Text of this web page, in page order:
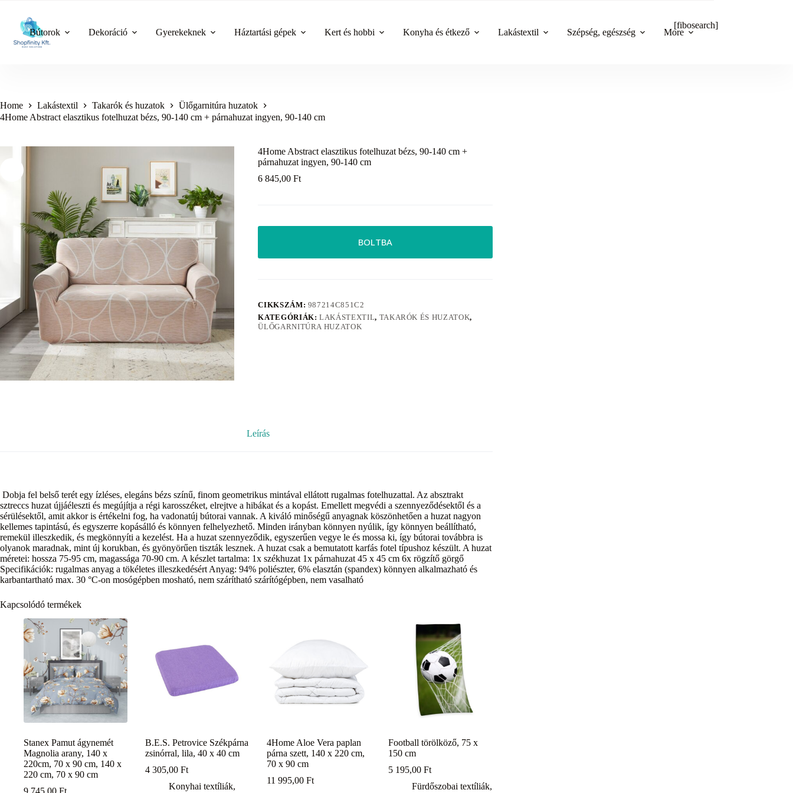
content
Bútorok Dekoráció Gyerekeknek Háztartási gépek Kert és hobbi Konyha és étkező Lakástextil Szépség, egészség More
[fibosearch]
Home Lakástextil Takarók és huzatok
Ülőgarnitúra huzatok
4Home Abstract elasztikus fotelhuzat bézs, 90-140 cm + párnahuzat ingyen, 90-140 cm
4Home Abstract elasztikus fotelhuzat bézs, 90-140 cm +
párnahuzat ingyen, 90-140 cm
6 845,00Ft
BOLTBA
CIKKSZÁM: 987214C851C2
KATEGÓRIÁK:LAKÁSTEXTIL, TAKARÓK ÉS HUZATOK,
ÜLŐGARNITÚRA HUZATOK
Leírás
Dobja fel belső terét egy ízléses, elegáns bézs színű, finom geometrikus mintával ellátott rugalmas fotelhuzattal. Az absztrakt
sztreccs huzat újjáéleszti és megújítja a régi karosszéket, elrejtve a hibákat és a kopást. Emellett megvédi a szennyeződésektől és a
sérülésektől, amit akkor is értékelni fog, ha vadonatúj bútorai vannak. A kiváló minőségű anyagnak köszönhetően a huzat nagyon
kellemes tapintású, és egyszerre kopásálló és könnyen felhelyezhető. Minden irányban könnyen nyúlik, így könnyen beállítható,
remekül illeszkedik, és megkönnyíti a kezelést. Ha a huzat szennyeződik, egyszerűen vegye le és mossa ki, így bútorai továbbra is
olyanok maradnak, mint új korukban, és gyönyörűen tiszták lesznek. A huzat csak a bemutatott karfás fotel típushoz készült. A huzat
méretei: hossza 75-95 cm, magassága 70-90 cm. A készlet tartalma: 1x székhuzat 1x párnahuzat 45 x 45 cm 6x rögzítő görgő
Specifikációk: rugalmas anyag a tökéletes illeszkedésért Anyag: 94% poliészter, 6% elasztán (spandex) könnyen alkalmazható és
karbantartható max. 30 °C-on mosógépben mosható, nem szárítható szárítógépben, nem vasalható
Kapcsolódó termékek
Stanex Pamut ágynemét
Magnolia arany, 140 x
220cm, 70 x 90 cm, 140 x
220 cm, 70 x 90 cm
9 745,00 Ft
B.E.S. Petrovice Székpárna
zsinórral, lila, 40 x 40 cm
4 305,00Ft
Konyhai textíliák,
4Home Aloe Vera paplan
párna szett, 140 x 220 cm,
70 x 90 cm
11 995,00Ft
Football törölköző, 75 x
150 cm
5 195,00Ft
Fürdőszobai textíliák,